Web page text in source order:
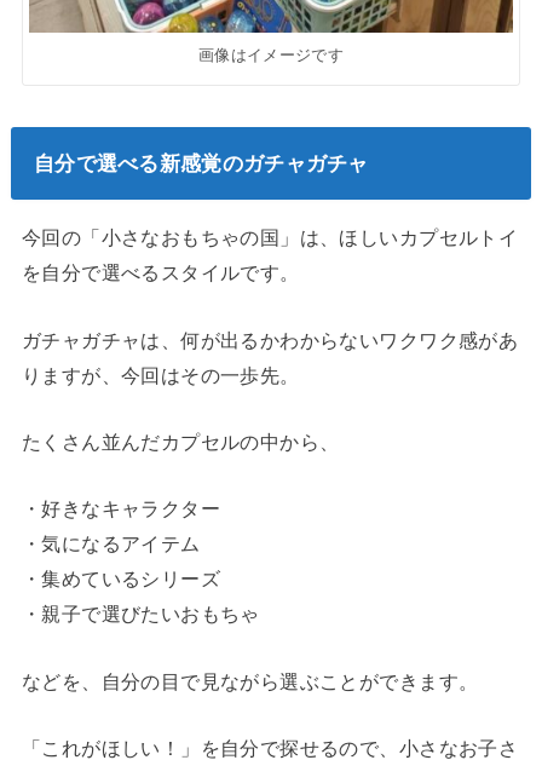
画像はイメージです
自分で選べる新感覚のガチャガチャ
今回の「小さなおもちゃの国」は、ほしいカプセルトイ
を自分で選べるスタイルです。
ガチャガチャは、何が出るかわからないワクワク感があ
りますが、今回はその一歩先。
たくさん並んだカプセルの中から、
・好きなキャラクター
・気になるアイテム
・集めているシリーズ
・親子で選びたいおもちゃ
などを、自分の目で見ながら選ぶことができます。
「これがほしい！」を自分で探せるので、小さなお子さ